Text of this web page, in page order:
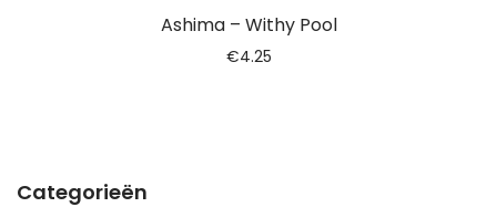
Ashima – Withy Pool
€4.25
Categorieën